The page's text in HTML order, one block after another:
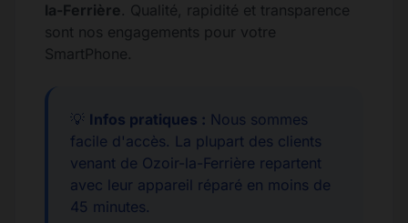
la-Ferrière. Qualité, rapidité et transparence
sont nos engagements pour votre
SmartPhone.
💡 Infos pratiques : Nous sommes
facile d'accès. La plupart des clients
venant de Ozoir-la-Ferrière repartent
avec leur appareil réparé en moins de
45 minutes.